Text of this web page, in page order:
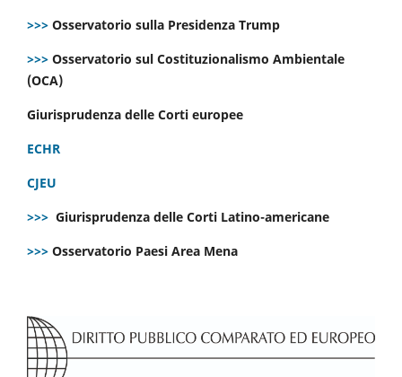
>>> Osservatorio sulla Presidenza Trump
>>> Osservatorio sul Costituzionalismo Ambientale
(OCA)
Giurisprudenza delle Corti europee
ECHR
CJEU
>>> Giurisprudenza delle Corti Latino-americane
>>> Osservatorio Paesi Area Mena